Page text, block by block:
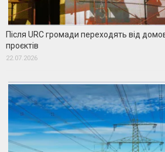
Після URC громади переходять від
проєктів
22.07.2026